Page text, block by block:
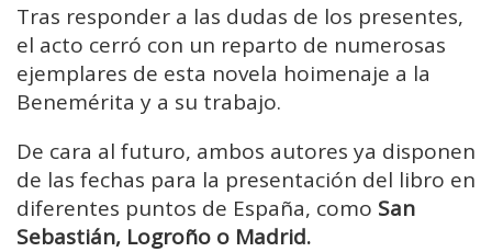
Tras responder a las dudas de los presentes,
el acto cerró con un reparto de numerosas
ejemplares de esta novela hoimenaje a la
Benemérita y a su trabajo.
De cara al futuro, ambos autores ya disponen
de las fechas para la presentación del libro en
diferentes puntos de España, como San
Sebastián, Logroño o Madrid.